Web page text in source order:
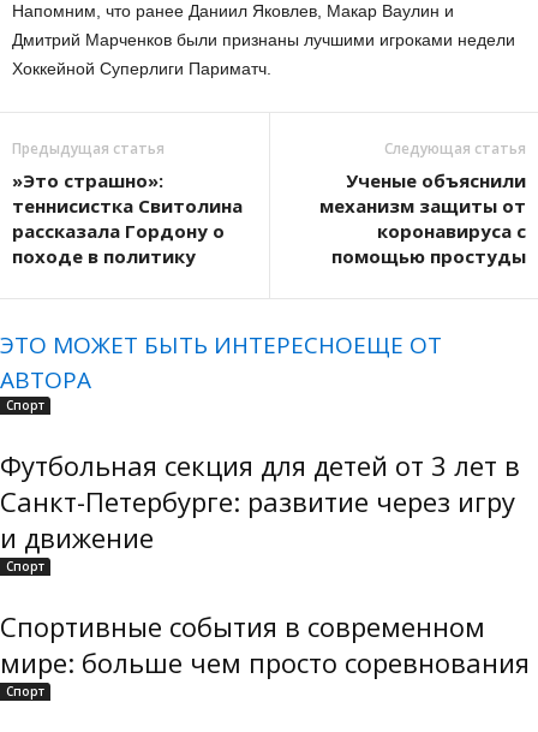
Напомним, что ранее Даниил Яковлев, Макар Ваулин и
Дмитрий Марченков были признаны лучшими игроками недели
Хоккейной Суперлиги Париматч.
Предыдущая статья
»Это страшно»:
теннисистка Свитолина
рассказала Гордону о
походе в политику
Следующая статья
Ученые объяснили
механизм защиты от
коронавируса с
помощью простуды
ЭТО МОЖЕТ БЫТЬ ИНТЕРЕСНОЕЩЕ ОТ
АВТОРА
Спорт
Футбольная секция для детей от 3 лет в
Санкт-Петербурге: развитие через игру
и движение
Спорт
Спортивные события в современном
мире: больше чем просто соревнования
Спорт